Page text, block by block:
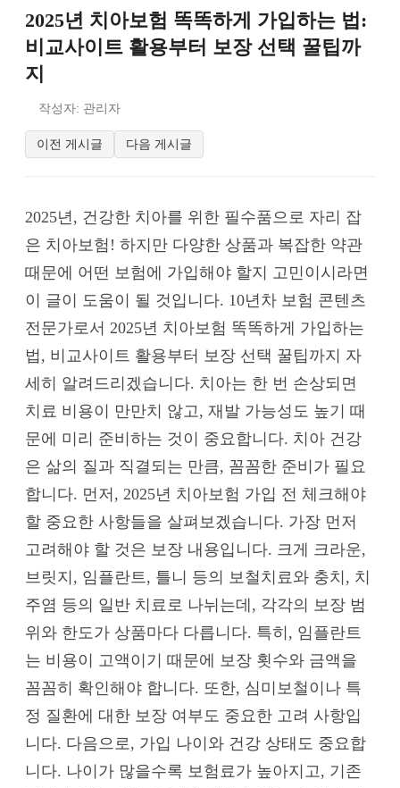
2025년 치아보험 똑똑하게 가입하는 법:
비교사이트 활용부터 보장 선택 꿀팁까
지
작성자: 관리자
이전 게시글 다음 게시글
2025년, 건강한 치아를 위한 필수품으로 자리 잡
은 치아보험! 하지만 다양한 상품과 복잡한 약관
때문에 어떤 보험에 가입해야 할지 고민이시라면
이 글이 도움이 될 것입니다. 10년차 보험 콘텐츠
전문가로서 2025년 치아보험 똑똑하게 가입하는
법, 비교사이트 활용부터 보장 선택 꿀팁까지 자
세히 알려드리겠습니다. 치아는 한 번 손상되면
치료 비용이 만만치 않고, 재발 가능성도 높기 때
문에 미리 준비하는 것이 중요합니다. 치아 건강
은 삶의 질과 직결되는 만큼, 꼼꼼한 준비가 필요
합니다. 먼저, 2025년 치아보험 가입 전 체크해야
할 중요한 사항들을 살펴보겠습니다. 가장 먼저
고려해야 할 것은 보장 내용입니다. 크게 크라운,
브릿지, 임플란트, 틀니 등의 보철치료와 충치, 치
주염 등의 일반 치료로 나뉘는데, 각각의 보장 범
위와 한도가 상품마다 다릅니다. 특히, 임플란트
는 비용이 고액이기 때문에 보장 횟수와 금액을
꼼꼼히 확인해야 합니다. 또한, 심미보철이나 특
정 질환에 대한 보장 여부도 중요한 고려 사항입
니다. 다음으로, 가입 나이와 건강 상태도 중요합
니다. 나이가 많을수록 보험료가 높아지고, 기존